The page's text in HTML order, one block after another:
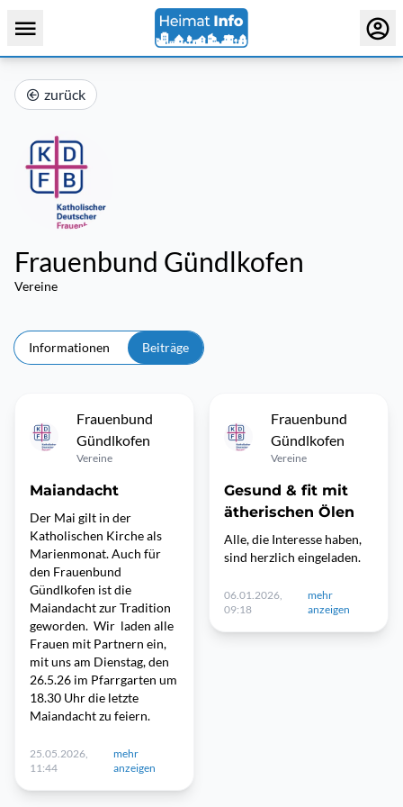
zurück
Frauenbund Gündlkofen
Vereine
Informationen Beiträge
Frauenbund
Gündlkofen
Vereine
Maiandacht
Der Mai gilt in der
Katholischen Kirche als
Marienmonat. Auch für
den Frauenbund
Gündlkofen ist die
Maiandacht zur Tradition
geworden. Wir laden alle
Frauen mit Partnern ein,
mit uns am Dienstag, den
26.5.26 im Pfarrgarten um
18.30 Uhr die letzte
Maiandacht zu feiern.
25.05.2026,
11:44
mehr
anzeigen
Frauenbund
Gündlkofen
Vereine
Gesund & fit mit
ätherischen Ölen
Alle, die Interesse haben,
sind herzlich eingeladen.
06.01.2026,
09:18
mehr
anzeigen